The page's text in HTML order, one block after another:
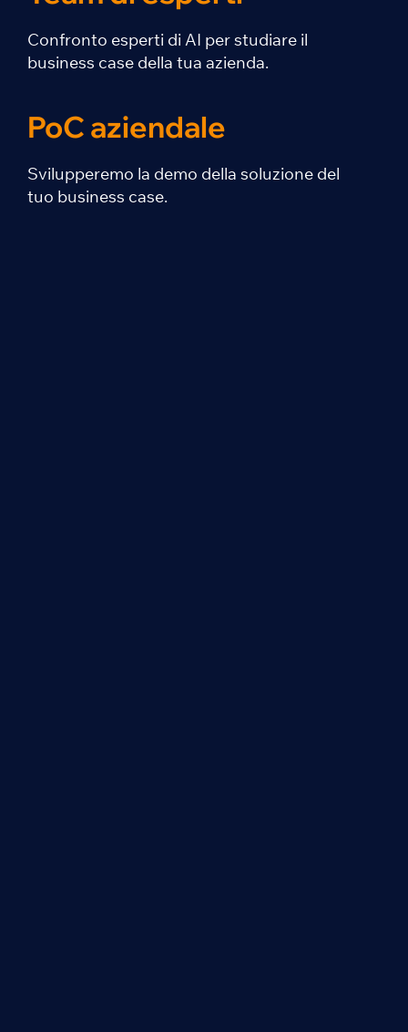
Confronto esperti di AI per studiare il
business case della tua azienda.
PoC aziendale
Svilupperemo la demo della soluzione del
tuo business case.